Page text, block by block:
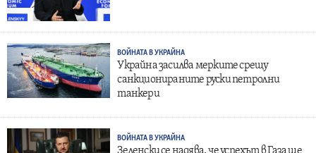
ВОЙНАТА В УКРАЙНА
Украйна засилва мерките срещу
санкционираните руски петролни
танкери
ВОЙНАТА В УКРАЙНА